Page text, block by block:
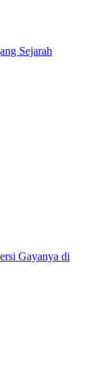
Sejarah
Gayanya di